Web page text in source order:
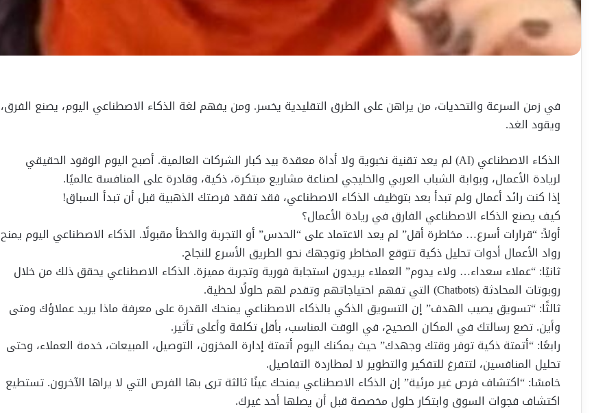
في زمن السرعة والتحديات، من يراهن على الطرق التقليدية يخسر. ومن يفهم لغة الذكاء الاصطناعي اليوم، يصنع الفرق،
ويقود الغد.
الذكاء الاصطناعي (AI) لم يعد تقنية نخبوية ولا أداة معقدة بيد كبار الشركات العالمية. أصبح اليوم الوقود الحقيقي
لريادة الأعمال، وبوابة الشباب العربي والخليجي لصناعة مشاريع مبتكرة، ذكية، وقادرة على المنافسة عالميًا.
إذا كنت رائد أعمال ولم تبدأ بعد بتوظيف الذكاء الاصطناعي، فقد تفقد فرصتك الذهبية قبل أن تبدأ السباق!
كيف يصنع الذكاء الاصطناعي الفارق في ريادة الأعمال؟
أولاً: “قرارات أسرع… مخاطرة أقل” لم يعد الاعتماد على “الحدس” أو التجربة والخطأ مقبولًا. الذكاء الاصطناعي اليوم يمنح
رواد الأعمال أدوات تحليل ذكية تتوقع المخاطر وتوجهك نحو الطريق الأسرع للنجاح.
ثانيًا: “عملاء سعداء… ولاء يدوم” العملاء يريدون استجابة فورية وتجربة مميزة. الذكاء الاصطناعي يحقق ذلك من خلال
روبوتات المحادثة (Chatbots) التي تفهم احتياجاتهم وتقدم لهم حلولًا لحظية.
ثالثًا: “تسويق يصيب الهدف” إن التسويق الذكي بالذكاء الاصطناعي يمنحك القدرة على معرفة ماذا يريد عملاؤك ومتى
وأين. تضع رسالتك في المكان الصحيح، في الوقت المناسب، بأقل تكلفة وأعلى تأثير.
رابعًا: “أتمتة ذكية توفر وقتك وجهدك” حيث يمكنك اليوم أتمتة إدارة المخزون، التوصيل، المبيعات، خدمة العملاء، وحتى
تحليل المنافسين، لتتفرغ للتفكير والتطوير لا لمطاردة التفاصيل.
خامسًا: “اكتشاف فرص غير مرئية” إن الذكاء الاصطناعي يمنحك عينًا ثالثة ترى بها الفرص التي لا يراها الآخرون. تستطيع
اكتشاف فجوات السوق وابتكار حلول مخصصة قبل أن يصلها أحد غيرك.